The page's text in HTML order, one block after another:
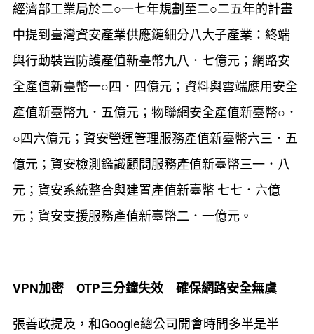
經濟部工業局於二○一七年規劃至二○二五年的計畫
中提到臺灣資安產業供應鏈細分八大子產業：終端
與行動裝置防護產值新臺幣九八．七億元；網路安
全產值新臺幣一○四．四億元；資料與雲端應用安全
產值新臺幣九．五億元；物聯網安全產值新臺幣○．
○四六億元；資安營運管理服務產值新臺幣六三．五
億元；資安檢測鑑識顧問服務產值新臺幣三一．八
元；資安系統整合與建置產值新臺幣 七七．六億
元；資安支援服務產值新臺幣二．一億元。
VPN加密 OTP三分鐘失效 確保網路安全無虞
張善政提及，和Google總公司開會時間多半是半